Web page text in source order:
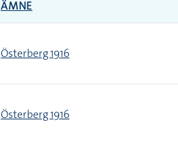
ÄMNE
Österberg 1916
Österberg 1916